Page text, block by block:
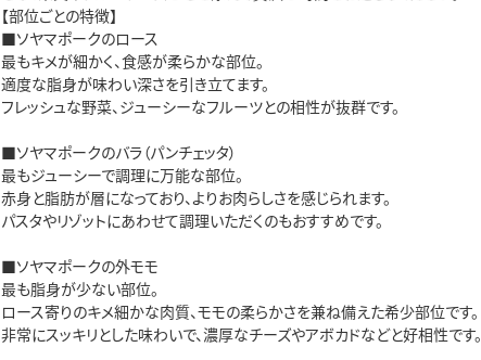
【部位ごとの特徴】
■ソヤマポークのロース
最もキメが細かく、食感が柔らかな部位。
適度な脂身が味わい深さを引き立てます。
フレッシュな野菜、ジューシーなフルーツとの相性が抜群です。
■ソヤマポークのバラ（パンチェッタ）
最もジューシーで調理に万能な部位。
赤身と脂肪が層になっており、よりお肉らしさを感じられます。
パスタやリゾットにあわせて調理いただくのもおすすめです。
■ソヤマポークの外モモ
最も脂身が少ない部位。
ロース寄りのキメ細かな肉質、モモの柔らかさを兼ね備えた希少部位です。
非常にスッキリとした味わいで、濃厚なチーズやアボカドなどと好相性です。